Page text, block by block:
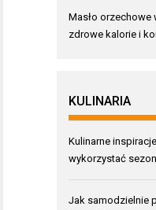
Masło
zdrowe kalorie i
KULINARIA
Kulinarne
wykorzystać
Jak samodzielnie